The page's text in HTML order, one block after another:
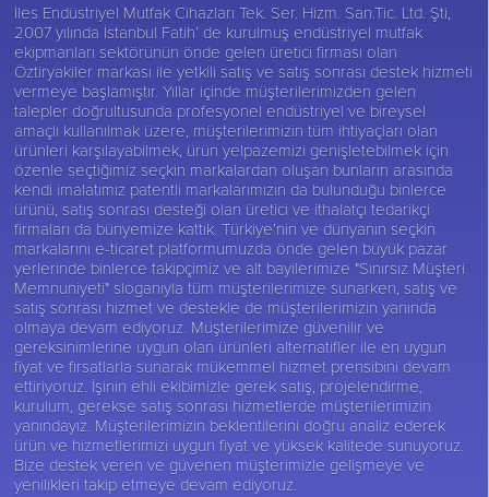
İles Endüstriyel Mutfak Cihazları Tek. Ser. Hizm. San.Tic. Ltd. Şti,
2007 yılında İstanbul Fatih’ de kurulmuş endüstriyel mutfak
ekipmanları sektörünün önde gelen üretici firması olan
Öztiryakiler markası ile yetkili satış ve satış sonrası destek hizmeti
vermeye başlamıştır. Yıllar içinde müşterilerimizden gelen
talepler doğrultusunda profesyonel endüstriyel ve bireysel
amaçlı kullanılmak üzere, müşterilerimizin tüm ihtiyaçları olan
ürünleri karşılayabilmek, ürün yelpazemizi genişletebilmek için
özenle seçtiğimiz seçkin markalardan oluşan bunların arasında
kendi imalatımız patentli markalarımızın da bulunduğu binlerce
ürünü, satış sonrası desteği olan üretici ve ithalatçı tedarikçi
firmaları da bünyemize kattık. Türkiye’nin ve dünyanın seçkin
markalarını e-ticaret platformumuzda önde gelen büyük pazar
yerlerinde binlerce takipçimiz ve alt bayilerimize "Sınırsız Müşteri
Memnuniyeti" sloganıyla tüm müşterilerimize sunarken, satış ve
satış sonrası hizmet ve destekle de müşterilerimizin yanında
olmaya devam ediyoruz. Müşterilerimize güvenilir ve
gereksinimlerine uygun olan ürünleri alternatifler ile en uygun
fiyat ve fırsatlarla sunarak mükemmel hizmet prensibini devam
ettiriyoruz. İşinin ehli ekibimizle gerek satış, projelendirme,
kurulum, gerekse satış sonrası hizmetlerde müşterilerimizin
yanındayız. Müşterilerimizin beklentilerini doğru analiz ederek
ürün ve hizmetlerimizi uygun fiyat ve yüksek kalitede sunuyoruz.
Bize destek veren ve güvenen müşterimizle gelişmeye ve
yenilikleri takip etmeye devam ediyoruz.